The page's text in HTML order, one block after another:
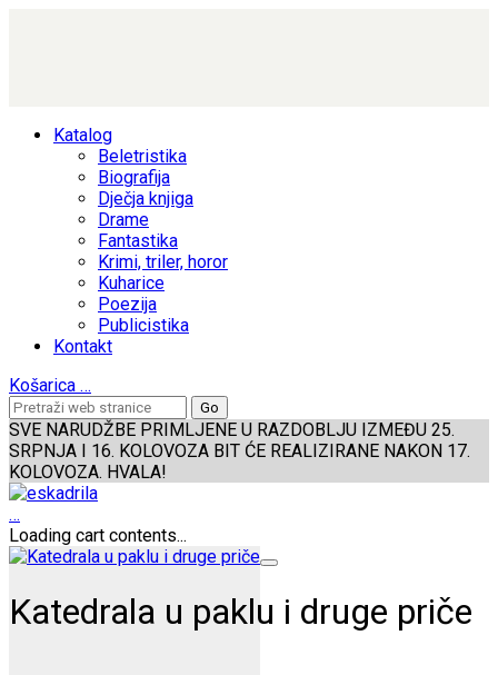
Katalog
Beletristika
Biografija
Dječja knjiga
Drame
Fantastika
Krimi, triler, horor
Kuharice
Poezija
Publicistika
Kontakt
Košarica …
SVE NARUDŽBE PRIMLJENE U RAZDOBLJU IZMEĐU 25.
SRPNJA I 16. KOLOVOZA BIT ĆE REALIZIRANE NAKON 17.
KOLOVOZA. HVALA!
…
Loading cart contents...
Katedrala u paklu i druge priče